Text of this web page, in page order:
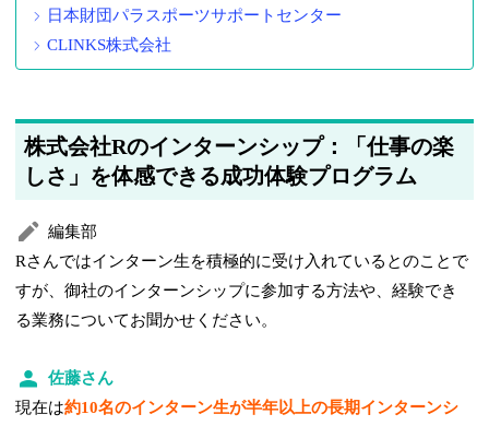
日本財団パラスポーツサポートセンター
CLINKS株式会社
株式会社Rのインターンシップ：「仕事の楽
しさ」を体感できる成功体験プログラム
編集部
Rさんではインターン生を積極的に受け入れているとのことで
すが、御社のインターンシップに参加する方法や、経験でき
る業務についてお聞かせください。
佐藤さん
現在は約10名のインターン生が半年以上の長期インターンシ